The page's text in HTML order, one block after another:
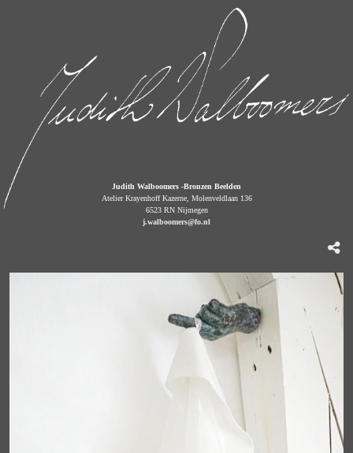
Judith Walboomers -Bronzen Beelden
Atelier Krayenhoff Kazerne, Molenveldlaan 136
6523 RN Nijmegen
j.walboomers@fo.nl